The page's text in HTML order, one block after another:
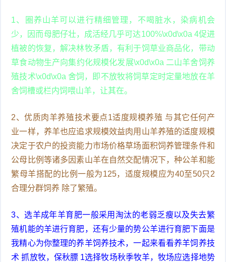
1、圈养山羊可以进行精细管理，不喝脏水，染病机会
少，因而母肥仔壮，成活经几乎可达100%\x0d\x0a 4促进
植被的恢复，解决林牧矛盾，有利于饲草业商品化，带动
草食动物生产向集约化规模化发展\x0d\x0a 二山羊舍饲养
殖技术\x0d\x0a 舍饲，即不放牧将饲草定时定量地放在羊
舍饲槽或栏内饲喂山羊，让其在。
2、优质肉羊养殖技术要点1适度规模养殖 与其它任何产
业一样，养羊也应追求规模效益肉用山羊养殖的适度规模
决定于农户的投资能力市场价格草场面积饲养管理条件和
公母比例等诸多因素山羊在自然交配情况下，种公羊和能
繁母羊搭配的比例一般为125，适度规模应为40至50只2
合理分群饲养 除了繁殖。
3、选羊成年羊育肥一般采用淘汰的老弱乏瘦以及失去繁
殖机能的羊进行育肥，还有少量的势公羊进行育肥下面是
我精心为你整理的养羊饲养技术，一起来看看养羊饲养技
术 抓放牧，保秋膘 1选择牧场秋季牧羊，牧场应选择地势